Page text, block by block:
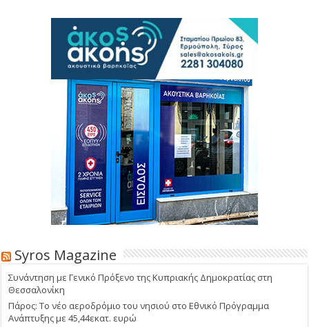
Syros Magazine
Συνάντηση με Γενικό Πρόξενο της Κυπριακής Δημοκρατίας στη
Θεσσαλονίκη
Πάρος: Το νέο αεροδρόμιο του νησιού στο Εθνικό Πρόγραμμα
Ανάπτυξης με 45,44εκατ. ευρώ